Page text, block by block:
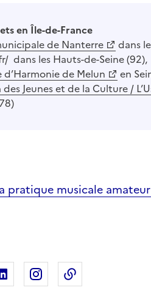
en Île-de-France
de Nanterre
dans
dans les Hauts-de-Seine (92),
d’Harmonie de Melun
en
des Jeunes et de la Culture /
pratique musicale
Facebook
sur X
Partager sur Linkedin
Partager sur Instagram